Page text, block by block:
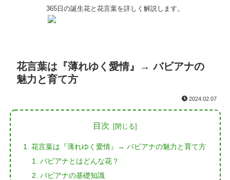
365日の誕生花と花言葉を詳しく解説します。
花言葉は『薄れゆく愛情』→ バビアナの
魅力と育て方
2024.02.07
目次
花言葉は『薄れゆく愛情』→ バビアナの魅力と育て方
バビアナとはどんな花？
バビアナの基礎知識